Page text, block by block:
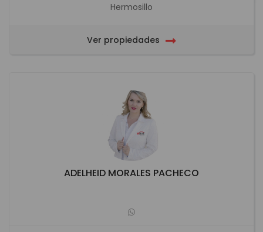
Hermosillo
Ver propiedades
ADELHEID MORALES PACHECO